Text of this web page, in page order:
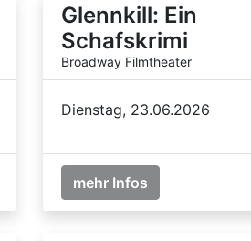
Glennkill: Ein
Schafskrimi
Broadway Filmtheater
Dienstag, 23.06.2026
mehr Infos